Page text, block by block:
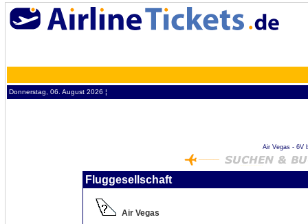
Donnerstag, 06. August 2026 ¦
Air Vegas - 6V
Fluggesellschaft
Air Vegas